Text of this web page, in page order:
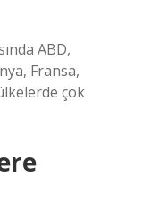
ABD,
Fransa,
çok